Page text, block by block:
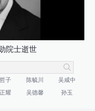
院士逝世
子 陈毓川
吴咸中
耀 吴德馨 孙玉